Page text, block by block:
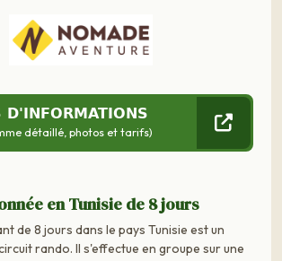
D'INFORMATIONS
détaillé, photos et tarifs)
en Tunisie de 8 jours
de 8 jours dans le pays Tunisie est un
rando. Il s'effectue en groupe sur une